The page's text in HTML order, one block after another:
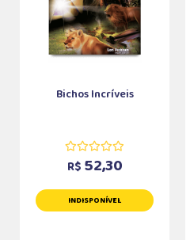
Bichos Incríveis
R$ 52,30
INDISPONÍVEL